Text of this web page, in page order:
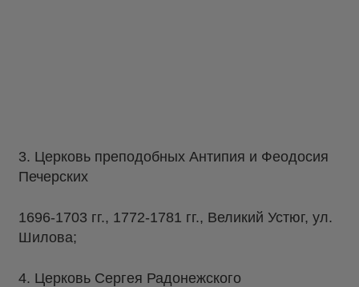
3. Церковь преподобных Антипия и Феодосия
Печерских
1696-1703 гг., 1772-1781 гг., Великий Устюг, ул.
Шилова;
4. Церковь Сергея Радонежского